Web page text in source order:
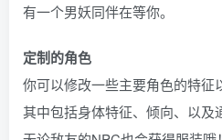
有一个男妖同伴在等你。
定制的角色
你可以修改一些主要角色的特
其中包括身体特征、倾向、以及